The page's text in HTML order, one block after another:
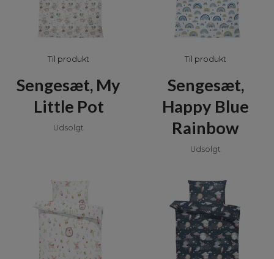
Til produkt
Sengesæt, My
Little Pot
Udsolgt
Til produkt
Sengesæt,
Happy Blue
Rainbow
Udsolgt